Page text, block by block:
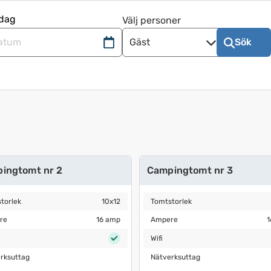
Välj personer
Gäst
Sök
nr 2
10x12
16 amp 16 amp
Campingtomt nr 3
Tomtstorlek
Tomtstorlek
Ampere 16 amp
Ampere
WifiWifi
Nätverksuttag
Nätverksuttag